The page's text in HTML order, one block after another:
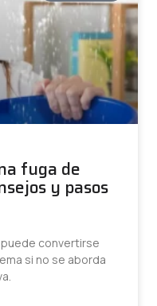
fuga de
y pasos
puede convertirse
si no se aborda